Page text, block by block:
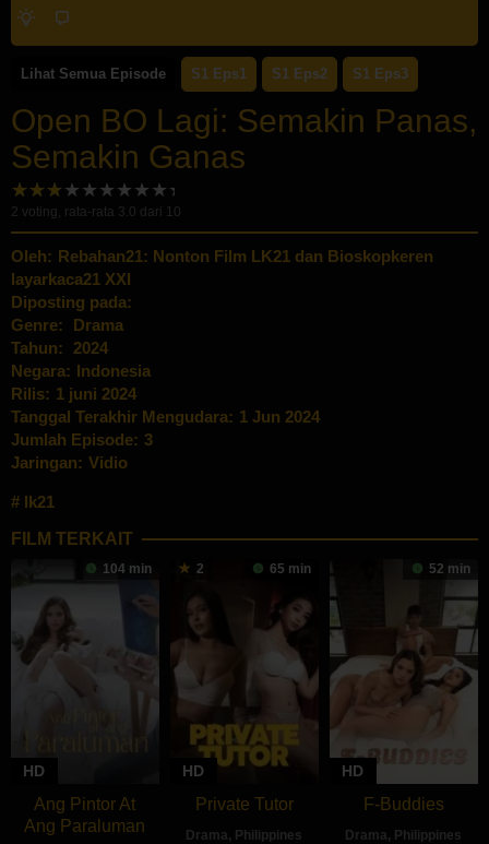
Lihat Semua Episode S1 Eps1 S1 Eps2 S1 Eps3
Open BO Lagi: Semakin Panas,
Semakin Ganas
2 voting, rata-rata 3.0 dari 10
Oleh: Rebahan21: Nonton Film LK21 dan Bioskopkeren
layarkaca21 XXI
Diposting pada:
Genre:
Drama
Tahun:
2024
Negara: Indonesia
Rilis: 1 juni 2024
Tanggal Terakhir Mengudara: 1 Jun 2024
Jumlah Episode: 3
Jaringan: Vidio
lk21
FILM TERKAIT
104 min
HD
Ang Pintor At
Ang Paraluman
2 65 min
HD
Private Tutor
Drama, Philippines
52 min
HD
F-Buddies
Drama, Philippines